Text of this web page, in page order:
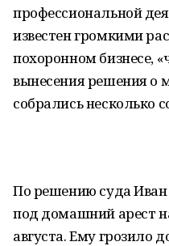
профессиональной
известен громкими
похоронном бизнесе,
вынесения решения о
собрались несколько
По решению суда
под домашний арест
августа. Ему грозило